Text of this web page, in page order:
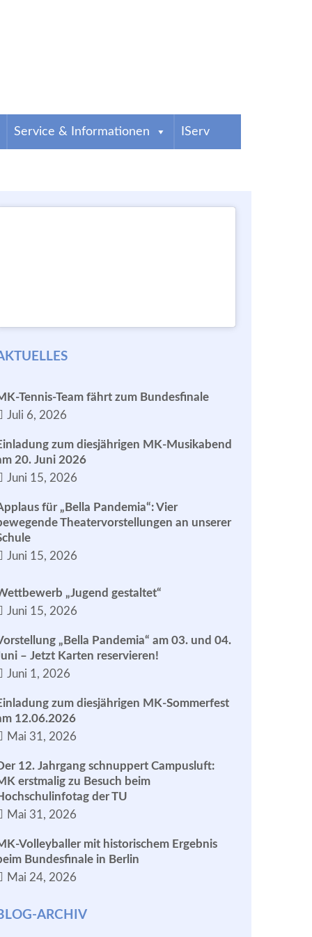
Service & Informationen IServ
Tennis-Team fährt zum Bundesfinale
Juli 6, 2026
zum diesjährigen MK-Musikabend
20. Juni 2026
Juni 15, 2026
für „Bella Pandemia“: Vier
Theatervorstellungen an unserer
Juni 15, 2026
„Jugend gestaltet“
Juni 15, 2026
„Bella Pandemia“ am 03. und 04.
– Jetzt Karten reservieren!
Juni 1, 2026
zum diesjährigen MK-Sommerfest
12.06.2026
Mai 31, 2026
12. Jahrgang schnuppert Campusluft:
erstmalig zu Besuch beim
der TU
Mai 31, 2026
Volleyballer mit historischem Ergebnis
Bundesfinale in Berlin
Mai 24, 2026
ARCHIV